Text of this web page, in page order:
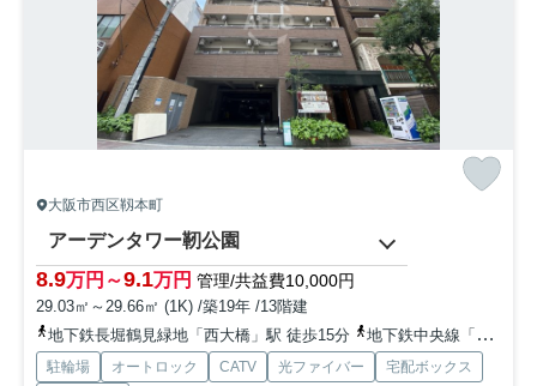
大阪市西区靱本町
アーデンタワー靭公園
8.9万円～9.1万円 管理/共益費10,000円
29.03㎡～29.66㎡ (1K) /築19年 /13階建
地下鉄長堀鶴見緑地「西大橋」駅 徒歩15分
地下鉄中央線「阿波座」駅 徒歩2分
駐輪場 オートロック CATV 光ファイバー 宅配ボックス